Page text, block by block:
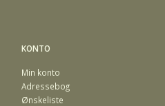
KONTO
Min konto
Adressebog
Ønskeliste